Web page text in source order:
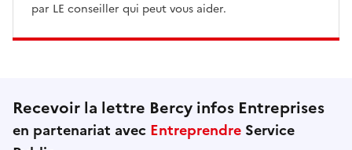
par LE conseiller qui peut vous aider.
Recevoir la lettre Bercy infos Entreprises
en partenariat avec Entreprendre Service